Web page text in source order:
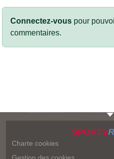
Connectez-vous pour
commentaires.
SPORTS
Charte cookies